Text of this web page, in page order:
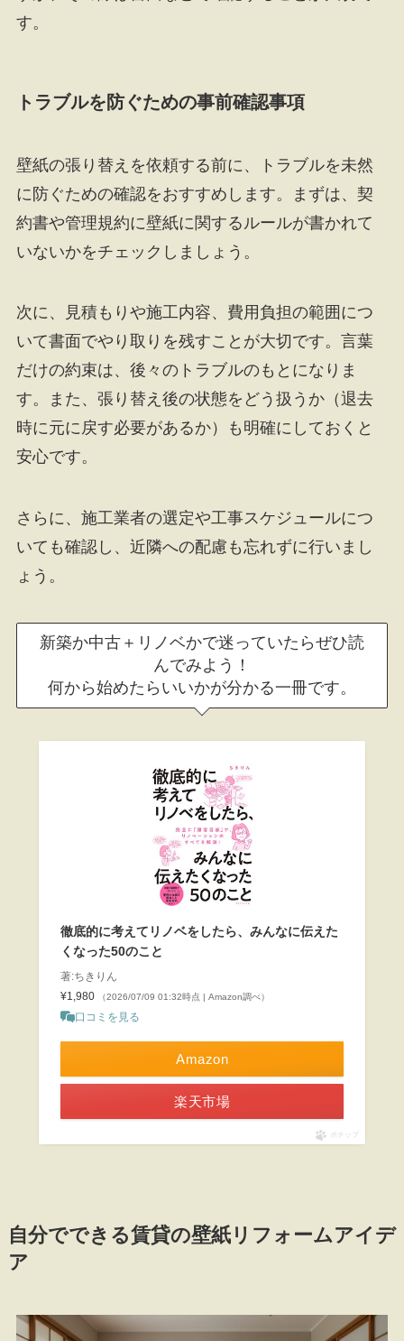
す。
トラブルを防ぐための事前確認事項
壁紙の張り替えを依頼する前に、トラブルを未然
に防ぐための確認をおすすめします。まずは、契
約書や管理規約に壁紙に関するルールが書かれて
いないかをチェックしましょう。
次に、見積もりや施工内容、費用負担の範囲につ
いて書面でやり取りを残すことが大切です。言葉
だけの約束は、後々のトラブルのもとになりま
す。また、張り替え後の状態をどう扱うか（退去
時に元に戻す必要があるか）も明確にしておくと
安心です。
さらに、施工業者の選定や工事スケジュールにつ
いても確認し、近隣への配慮も忘れずに行いまし
ょう。
新築か中古＋リノベかで迷っていたらぜひ読
んでみよう！
何から始めたらいいかが分かる一冊です。
徹底的に考えてリノベをしたら、みんなに伝えた
くなった50のこと
著:ちきりん
¥1,980
（2026/07/09 01:32時点 | Amazon調べ）
口コミを見る
Amazon
楽天市場
ポチップ
自分でできる賃貸の壁紙リフォームアイデ
ア